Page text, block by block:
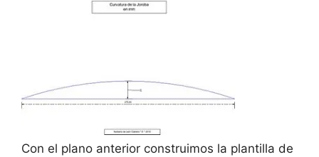
Con el plano anterior construimos la plantilla de